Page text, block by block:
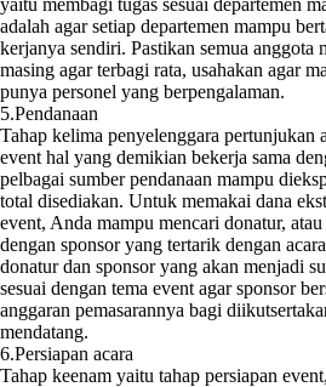
yaitu membagi tugas sesuai departemen
adalah agar setiap departemen mampu
kerjanya sendiri. Pastikan semua anggota
masing agar terbagi rata, usahakan agar
punya personel yang berpengalaman.
5.Pendanaan
Tahap kelima penyelenggara pertunjukan
event hal yang demikian bekerja sama
pelbagai sumber pendanaan mampu
total disediakan. Untuk memakai dana
event, Anda mampu mencari donatur,
dengan sponsor yang tertarik dengan
donatur dan sponsor yang akan menjadi
sesuai dengan tema event agar sponsor
anggaran pemasarannya bagi
mendatang.
6.Persiapan acara
Tahap keenam yaitu tahap persiapan